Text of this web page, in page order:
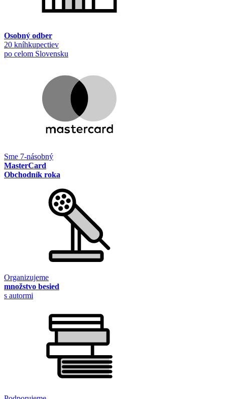
Osobný odber
20 kníhkupectiev
po celom Slovensku
Sme 7-násobný
MasterCard
Obchodník roka
Organizujeme
množstvo besied
s autormi